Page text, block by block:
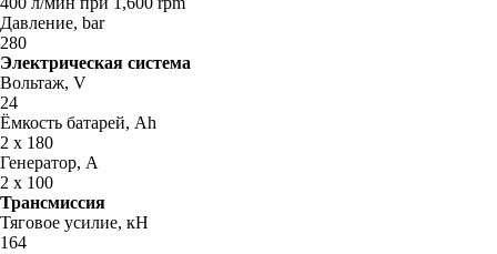
Давление, bar
280
Электрическая система
Вольтаж, V
24
Ёмкость батарей, Ah
2 x 180
Генератор, A
2 x 100
Трансмиссия
Тяговое усилие, кН
164